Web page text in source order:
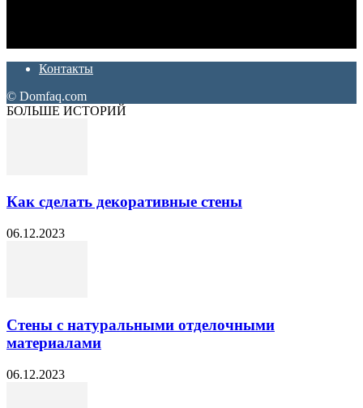
Контакты
© Domfaq.com
БОЛЬШЕ ИСТОРИЙ
Как сделать декоративные стены
06.12.2023
Стены с натуральными отделочными
материалами
06.12.2023